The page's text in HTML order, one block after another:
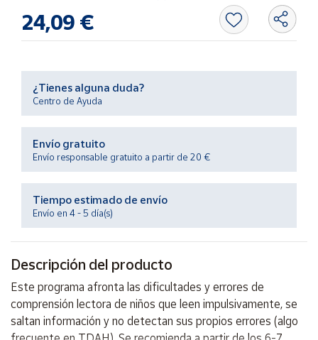
Productos
Solidarios
Ayuda
Centro
de ayuda
Contacto
Vendedores
Mapa de
vendedores
Hazte
vendedor
Área
vendedor
24,09 €
¿Tienes alguna duda?
Centro de Ayuda
Envío gratuito
Envío responsable gratuito a partir de 20 €
Tiempo estimado de envío
Envío en 4 - 5 día(s)
Descripción del producto
Este programa afronta las dificultades y errores de
comprensión lectora de niños que leen impulsivamente, se
saltan información y no detectan sus propios errores (algo